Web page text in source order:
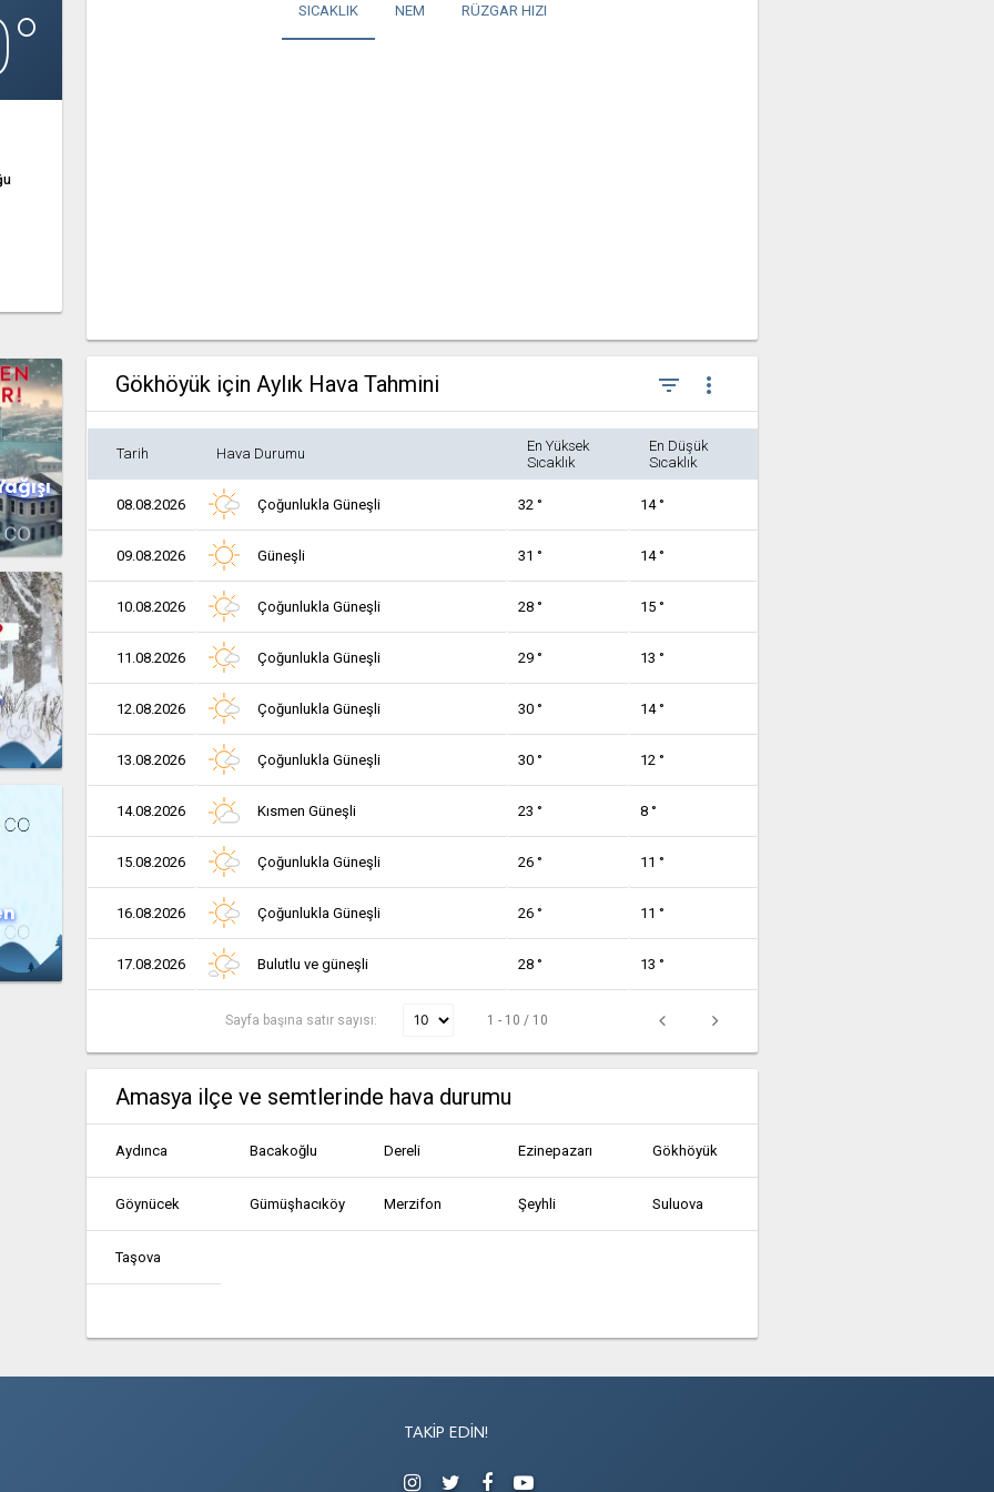
SICAKLIK NEM RÜZGAR HIZI
Gökhöyük için Aylık Hava Tahmini filter_list more_vert
Tarih Hava Durumu
En Yüksek
Sıcaklık
En Düşük
Sıcaklık
08.08.2026 Çoğunlukla Güneşli 32 ° 14 °
09.08.2026 Güneşli 31 ° 14 °
10.08.2026 Çoğunlukla Güneşli 28 ° 15 °
11.08.2026 Çoğunlukla Güneşli 29 ° 13 °
12.08.2026 Çoğunlukla Güneşli 30 ° 14 °
13.08.2026 Çoğunlukla Güneşli 30 ° 12 °
14.08.2026 Kısmen Güneşli 23 ° 8 °
15.08.2026 Çoğunlukla Güneşli 26 ° 11 °
16.08.2026 Çoğunlukla Güneşli 26 ° 11 °
17.08.2026 Bulutlu ve güneşli 28 ° 13 °
Sayfa başına satır sayısı: 1 - 10 / 10
Amasya ilçe ve semtlerinde hava durumu
Aydınca Bacakoğlu Dereli Ezinepazarı Gökhöyük
Göynücek Gümüşhacıköy Merzifon Şeyhli Suluova
Taşova
TAKIP EDIN!